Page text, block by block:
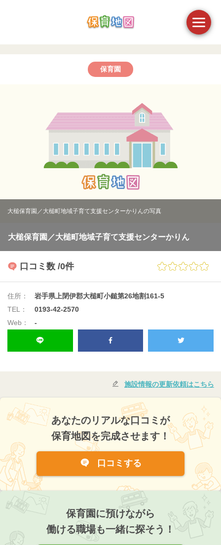
保育園
大槌保育園／大槌町地域子育て支援センターかりんの写真
大槌保育園／大槌町地域子育て支援センターかりん
口コミ数 /0件
住所：
岩手県上閉伊郡大槌町小鎚第26地割161-5
TEL：
0193-42-2570
Web：
-
施設情報の更新依頼はこちら
あなたのリアルな口コミが
保育地図を完成させます！
口コミする
保育園に預けながら
働ける職場も一緒に探そう！